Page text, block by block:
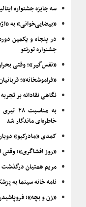
سه جایزه جشنواره
«بیضایی‌خوانی» به
در پنجاه و یکمین
جشنواره تورنتو
«نفس‌گیر»؛ وقتی
«فراموشخانه»؛
نگاهی نقادانه بر
به
خاطره‌ای ماندگار شد
کمدی «مادرکیو»
«روز افشاگری»؛ وقتی
مریم همتیان درگذشت
نامه خانه سینما به
«زن و بچه»؛